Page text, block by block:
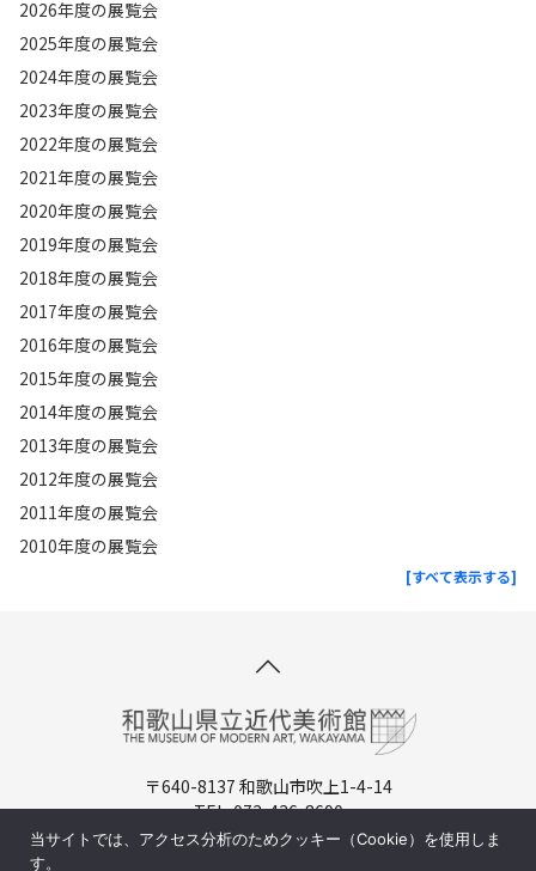
2026年度の展覧会
2025年度の展覧会
2024年度の展覧会
2023年度の展覧会
2022年度の展覧会
2021年度の展覧会
2020年度の展覧会
2019年度の展覧会
2018年度の展覧会
2017年度の展覧会
2016年度の展覧会
2015年度の展覧会
2014年度の展覧会
2013年度の展覧会
2012年度の展覧会
2011年度の展覧会
2010年度の展覧会
[すべて表示する]
〒640-8137 和歌山市吹上1-4-14
TEL. 073-436-8690
開館時間：9:30-17:00（入場は16:30まで）
当サイトでは、アクセス分析のためクッキー（Cookie）を使用しま
す。